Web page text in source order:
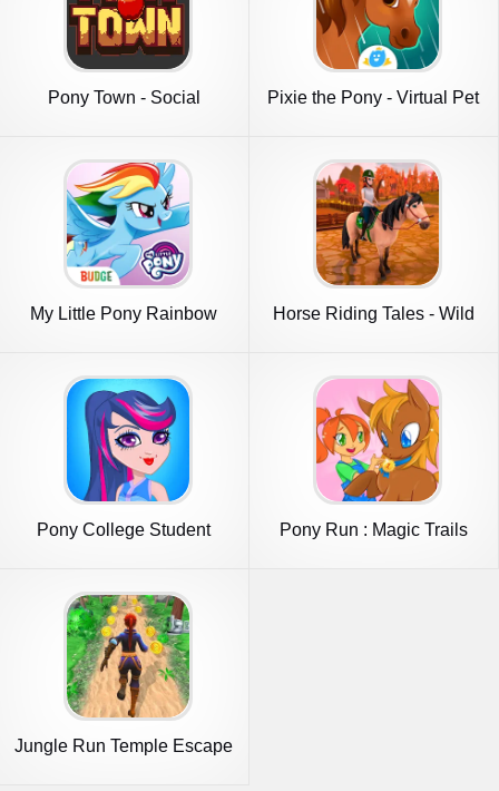
Pony Town - Social
Pixie the Pony - Virtual Pet
My Little Pony Rainbow
Horse Riding Tales - Wild
Pony College Student
Pony Run : Magic Trails
Jungle Run Temple Escape